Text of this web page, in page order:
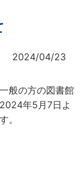
2024/04/23
般の方の図書館
年5月7日よ
。